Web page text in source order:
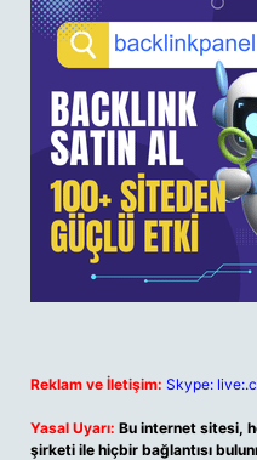
Reklam ve İletişim: Skype:
Yasal Uyarı: Bu internet sitesi,
şirketi ile hiçbir bağlantısı